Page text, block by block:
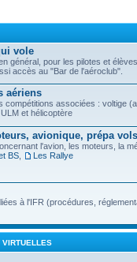
vole
général, pour les pilotes et
accès au "Bar de l'aéroclub".
aériens
compétitions associées : voltige
et hélicoptère
avionique, prépa
l'avion, les moteurs, la
BS Les Rallye
à l'IFR (procédures,